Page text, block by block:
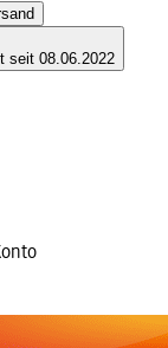
seit 08.06.2022